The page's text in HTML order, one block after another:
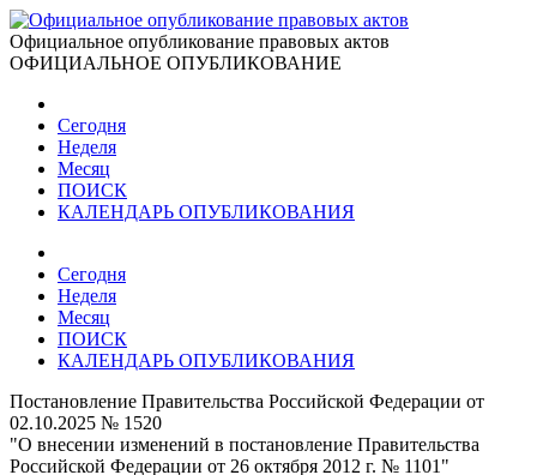
Официальное опубликование правовых актов
ОФИЦИАЛЬНОЕ ОПУБЛИКОВАНИЕ
Сегодня
Неделя
Месяц
ПОИСК
КАЛЕНДАРЬ ОПУБЛИКОВАНИЯ
Сегодня
Неделя
Месяц
ПОИСК
КАЛЕНДАРЬ ОПУБЛИКОВАНИЯ
Постановление Правительства Российской Федерации от
02.10.2025 № 1520
"О внесении изменений в постановление Правительства
Российской Федерации от 26 октября 2012 г. № 1101"